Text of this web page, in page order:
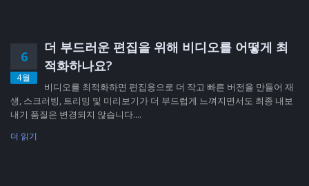
6
4월
더 부드러운 편집을 위해 비디오를 어떻게 최
적화하나요?
비디오를 최적화하면 편집용으로 더 작고 빠른 버전을 만들어 재
생, 스크러빙, 트리밍 및 미리보기가 더 부드럽게 느껴지면서도 최종 내보
내기 품질은 변경되지 않습니다....
더 읽기